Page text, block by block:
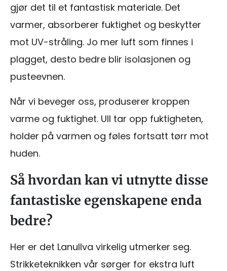
gjør det til et fantastisk materiale. Det
varmer, absorberer fuktighet og beskytter
mot UV-stråling. Jo mer luft som finnes i
plagget, desto bedre blir isolasjonen og
pusteevnen.
Når vi beveger oss, produserer kroppen
varme og fuktighet. Ull tar opp fuktigheten,
holder på varmen og føles fortsatt tørr mot
huden.
Så hvordan kan vi utnytte disse
fantastiske egenskapene enda
bedre?
Her er det Lanullva virkelig utmerker seg.
Strikketeknikken vår sørger for ekstra luft